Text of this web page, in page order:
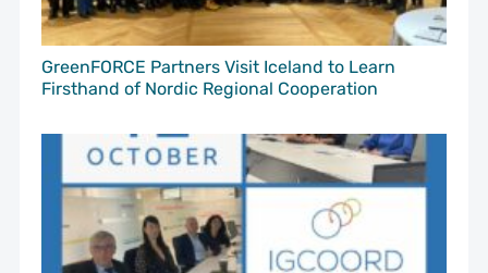
GreenFORCE Partners Visit Iceland to Learn
Firsthand of Nordic Regional Cooperation